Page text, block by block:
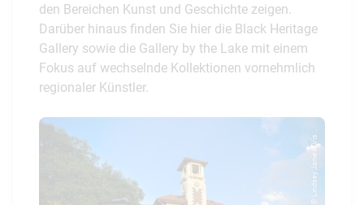
den Bereichen Kunst und Geschichte zeigen.
Darüber hinaus finden Sie hier die Black Heritage
Gallery sowie die Gallery by the Lake mit einem
Fokus auf wechselnde Kollektionen vornehmlich
regionaler Künstler.
© Lindsey Janies/Vis...